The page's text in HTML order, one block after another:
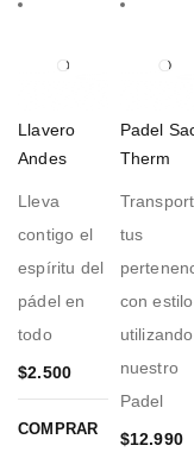
Llavero
Andes
Lleva
contigo el
espíritu del
pádel en
todo
$2.500
COMPRAR
Padel
Therm
tus
con estilo
utilizando
nuestro
Padel
$12.990